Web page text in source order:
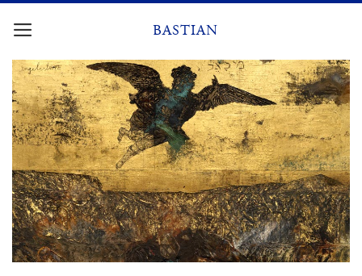
Zum
Inhalt
BASTIAN